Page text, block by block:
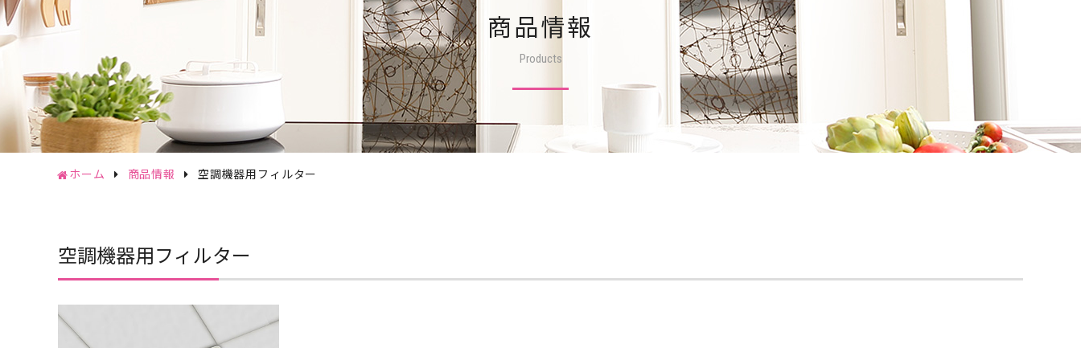
企業理念
CSR 基本方針
サステナビリティ経営
おたのしみCLUBコミュニティ
商品情報
Products
ホーム 商品情報 空調機器用フィルター
空調機器用フィルター